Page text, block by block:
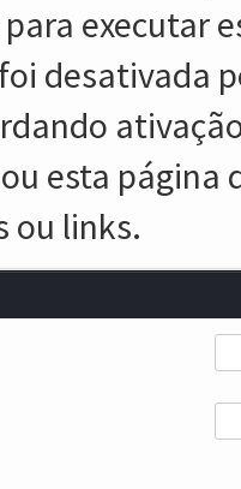
executar
desativada
esta
ou links.